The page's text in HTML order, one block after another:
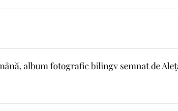
album fotografic bilingv semnat de